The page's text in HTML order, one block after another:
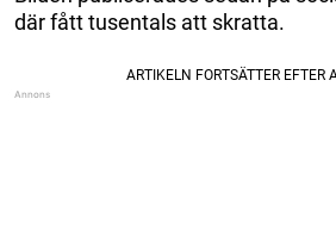
där fått tusentals att skratta.